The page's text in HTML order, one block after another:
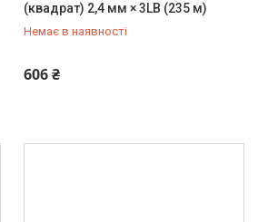
(квадрат) 2,4 мм × 3LB (235 м)
Немає в наявності
606 ₴
+380 (99) 454-50-15